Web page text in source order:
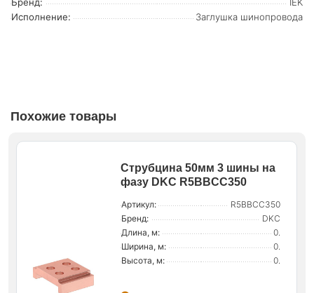
Бренд:
IEK
Исполнение:
Заглушка шинопровода
Похожие товары
Струбцина 50мм 3 шины на
фазу DKC R5BBCC350
Артикул:
R5BBCC350
Бренд:
DKC
Длина, м:
0.
Ширина, м:
0.
Высота, м:
0.